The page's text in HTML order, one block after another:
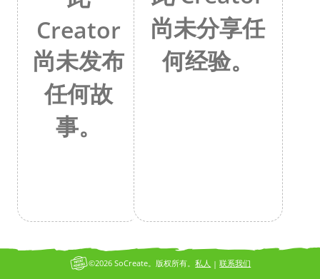
Creator
尚未发布
任何故
事。
尚未分享任
何经验。
私人 |联系我们
©2026 SoCreate。版权所有。